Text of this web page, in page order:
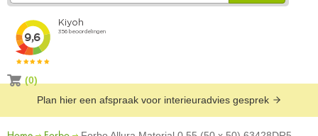
(0)
Plan hier een afspraak voor interieuradvies gesprek